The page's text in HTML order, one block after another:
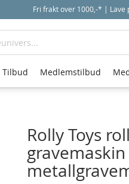
Fri frakt over 1000,-* |
Rolly Toys
gravemaskin
Tilbud Medlemstilbud